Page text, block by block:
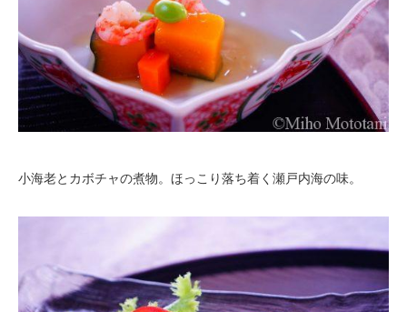
小海老とカボチャの煮物。ほっこり落ち着く瀬戸内海の味。